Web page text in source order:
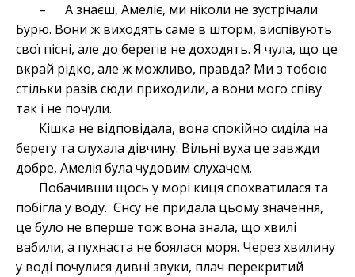
– А знаєш, Амеліє, ми ніколи не зустрічали
Бурю. Вони ж виходять саме в шторм, виспівують
свої пісні, але до берегів не доходять. Я чула, що це
вкрай рідко, але ж можливо, правда? Ми з тобою
стільки разів сюди приходили, а вони мого співу
так і не почули.
Кішка не відповідала, вона спокійно сиділа на
берегу та слухала дівчину. Вільні вуха це завжди
добре, Амелія була чудовим слухачем.
Побачивши щось у морі киця спохватилася та
побігла у воду. Єнсу не придала цьому значення,
це було не вперше тож вона знала, що хвилі
вабили, а пухнаста не боялася моря. Через хвилину
у воді почулися дивні звуки, плач перекритий